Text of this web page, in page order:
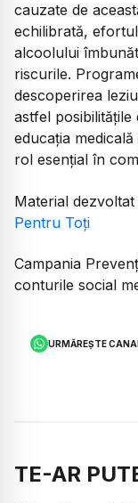
cauzate de
echilibrată,
alcoolului
riscurile.
descoperirea
astfel
educația
rol esențial în
Material
Pentru Toți
Campania
conturile social
URMĂREȘTE
TE-AR